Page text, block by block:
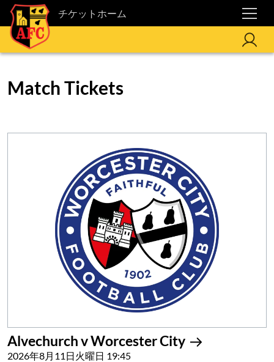
チケットホーム
Match Tickets
Alvechurch v Worcester City
2026年8月11日火曜日 19:45